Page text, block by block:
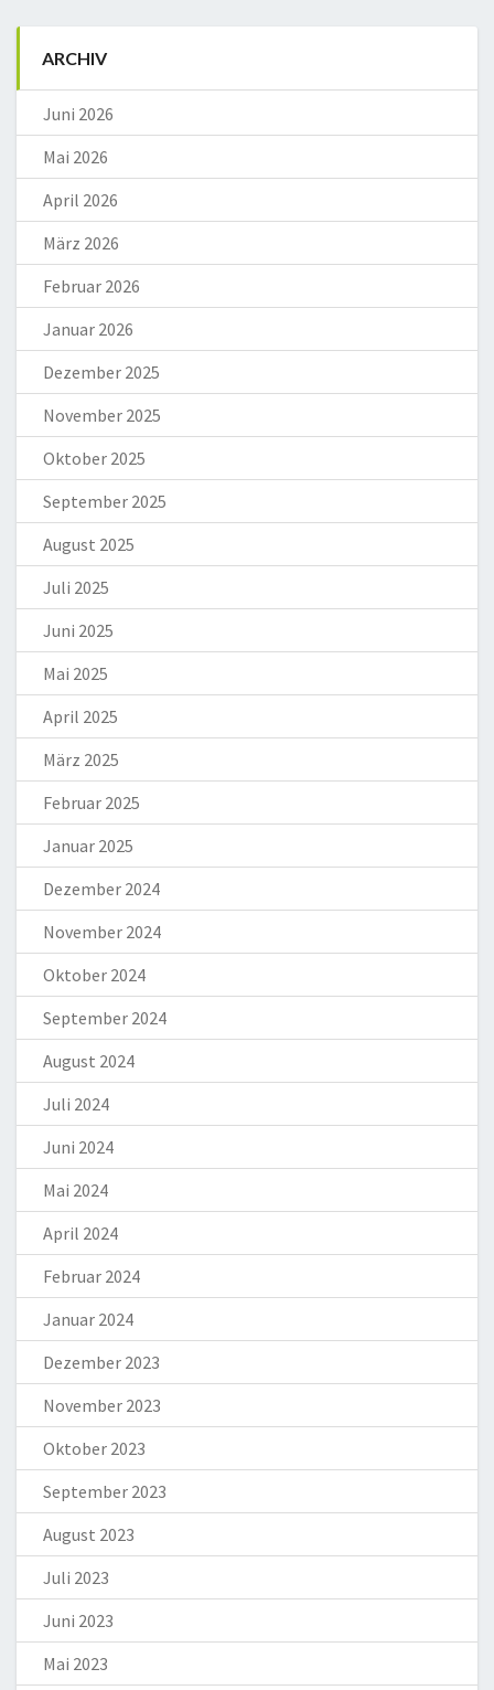
ARCHIV
Juni 2026
Mai 2026
April 2026
März 2026
Februar 2026
Januar 2026
Dezember 2025
November 2025
Oktober 2025
September 2025
August 2025
Juli 2025
Juni 2025
Mai 2025
April 2025
März 2025
Februar 2025
Januar 2025
Dezember 2024
November 2024
Oktober 2024
September 2024
August 2024
Juli 2024
Juni 2024
Mai 2024
April 2024
Februar 2024
Januar 2024
Dezember 2023
November 2023
Oktober 2023
September 2023
August 2023
Juli 2023
Juni 2023
Mai 2023